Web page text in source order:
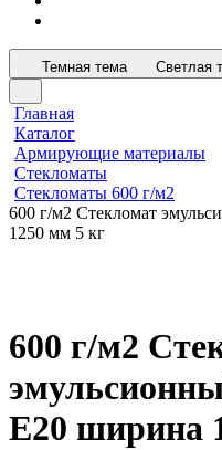
Темная тема Светлая
Главная
Каталог
Армирующие материалы
Стекломаты
Стекломаты 600 г/м2
600 г/м2 Стекломат
1250 мм 5 кг
600 г/м2
E20 ширина